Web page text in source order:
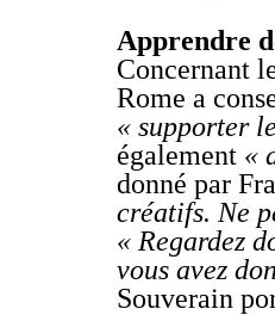
Apprendre
Concernant
Rome a
« supporter
également «
donné par
créatifs. Ne
« Regardez
vous avez
Souverain